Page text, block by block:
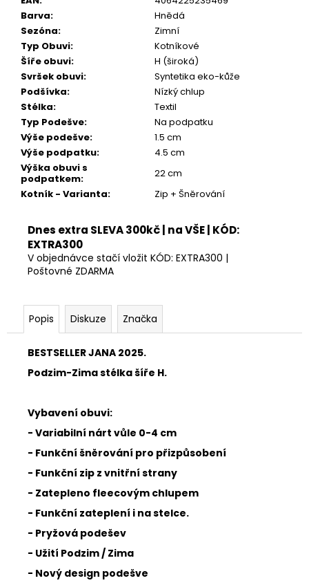
Barva:
Hnědá
Sezóna:
Zimní
Typ Obuvi:
Kotníkové
Šíře obuvi:
H (široká)
Svršek obuvi:
Syntetika eko-kůže
Podšívka:
Nízký chlup
Stélka:
Textil
Typ Podešve:
Na podpatku
Výše podešve:
1.5 cm
Výše podpatku:
4.5 cm
Výška obuvi s
podpatkem:
22 cm
Kotník - Varianta: Zip + Šněrování
Dnes extra SLEVA 300kč | na VŠE | KÓD:
EXTRA300
V objednávce stačí vložit KÓD: EXTRA300 |
Poštovné ZDARMA
Popis Diskuze Značka
BESTSELLER JANA 2025.
Podzim-Zima stélka šíře H.
Vybavení obuvi:
- Variabilní nárt vůle 0-4 cm
- Funkční šněrování pro přizpůsobení
- Funkční zip z vnitřní strany
- Zatepleno fleecovým chlupem
- Funkční zateplení i na stelce.
- Pryžová podešev
- Užití Podzim / Zima
- Nový design podešve